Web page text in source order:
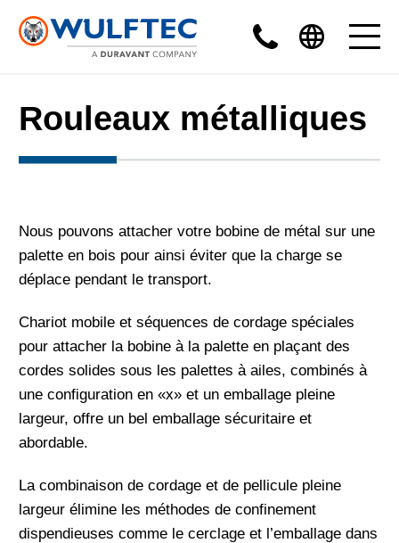
Rouleaux métalliques
Nous pouvons attacher votre bobine de métal sur une
palette en bois pour ainsi éviter que la charge se
déplace pendant le transport.
Chariot mobile et séquences de cordage spéciales
pour attacher la bobine à la palette en plaçant des
cordes solides sous les palettes à ailes, combinés à
une configuration en «x» et un emballage pleine
largeur, offre un bel emballage sécuritaire et
abordable.
La combinaison de cordage et de pellicule pleine
largeur élimine les méthodes de confinement
dispendieuses comme le cerclage et l’emballage dans